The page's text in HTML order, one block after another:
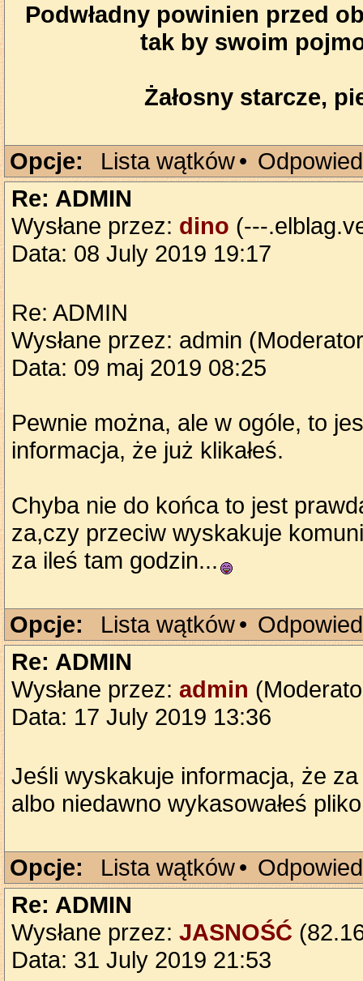
Podwładny powinien przed
tak by swoim
Żałosny starcze,
Opcje: Lista wątków•
Re: ADMIN
Wysłane przez: dino (---
Data: 08 July 2019 19:17
Re: ADMIN
Wysłane przez: admin
Data: 09 maj 2019 08:25
Pewnie można, ale w ogóle, to
informacja, że już klikałeś.
Chyba nie do końca to jest
za,czy przeciw wyskakuje
za ileś tam godzin...
Opcje: Lista wątków•
Re: ADMIN
Wysłane przez: admin
Data: 17 July 2019 13:36
Jeśli wyskakuje informacja, że
albo niedawno wykasowałeś
Opcje: Lista wątków•
Re: ADMIN
Wysłane przez: JASNOŚĆ
Data: 31 July 2019 21:53